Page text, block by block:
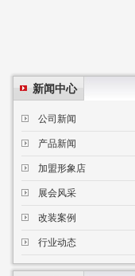
新闻中心
公司新闻
产品新闻
加盟形象店
展会风采
改装案例
行业动态